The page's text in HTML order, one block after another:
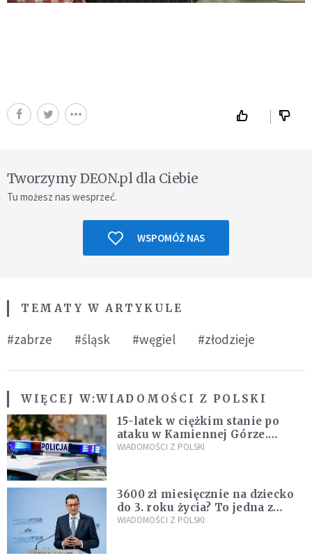
Tworzymy DEON.pl dla Ciebie
Tu możesz nas wesprzeć.
WSPOMÓŻ NAS
TEMATY W ARTYKULE
#zabrze #śląsk #węgiel #złodzieje
WIĘCEJ W:WIADOMOŚCI Z POLSKI
15-latek w ciężkim stanie po
ataku w Kamiennej Górze.
Policja zatrzymała dwóch
WIADOMOŚCI Z POLSKI
3600 zł miesięcznie na dziecko
do 3. roku życia? To jedna z
propozycji programu "Rozwój
WIADOMOŚCI Z POLSKI